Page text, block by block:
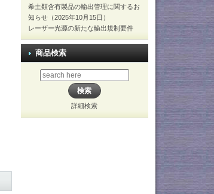
希土類含有製品の輸出管理に関するお
知らせ（2025年10月15日）
レーザー光源の新たな輸出規制要件
商品検索
詳細検索